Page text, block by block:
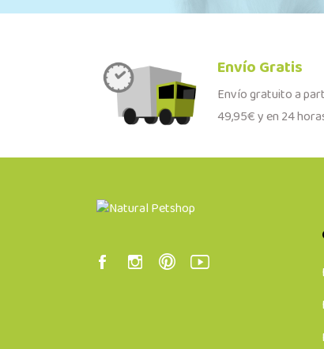
Envío Gratis
Envío gratuito a
49,95€ y en 24